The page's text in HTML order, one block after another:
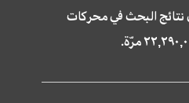
نتائج البحث في محركات